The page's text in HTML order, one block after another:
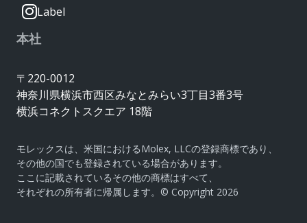
Label
本社
〒220-0012
神奈川県横浜市西区みなとみらい3丁目3番3号
横浜コネクトスクエア 18階
モレックスは、米国におけるMolex, LLCの登録商標であり、
その他の国でも登録されている場合があります。
ここに記載されているその他の商標はすべて、
それぞれの所有者に帰属します。© Copyright 2026